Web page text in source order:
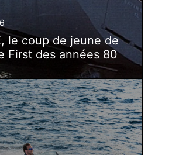
le coup de jeune de
First des années 80